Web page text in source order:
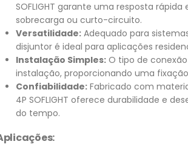
SOFLIGHT garante uma resposta
sobrecarga ou curto-circuito.
Versatilidade:Adequado para
disjuntor é ideal para aplicações
Instalação Simples:O tipo de
instalação, proporcionando uma
Confiabilidade:Fabricado com
4P SOFLIGHT oferece durabilidade e
do tempo.